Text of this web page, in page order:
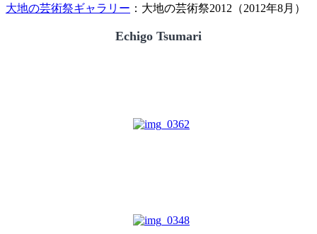
大地の芸術祭ギャラリー ：大地の芸術祭2012（2012年8月）
Echigo Tsumari